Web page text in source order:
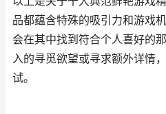
品都蕴含特殊的吸引力和游戏
会在其中找到符合个人喜好的
入的寻觅欲望或寻求额外详情
试。